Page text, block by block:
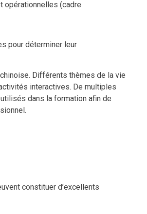
opérationnelles (cadre
pour déterminer leur
Différents thèmes de la vie
interactives. De multiples
dans la formation afin de
constituer d’excellents